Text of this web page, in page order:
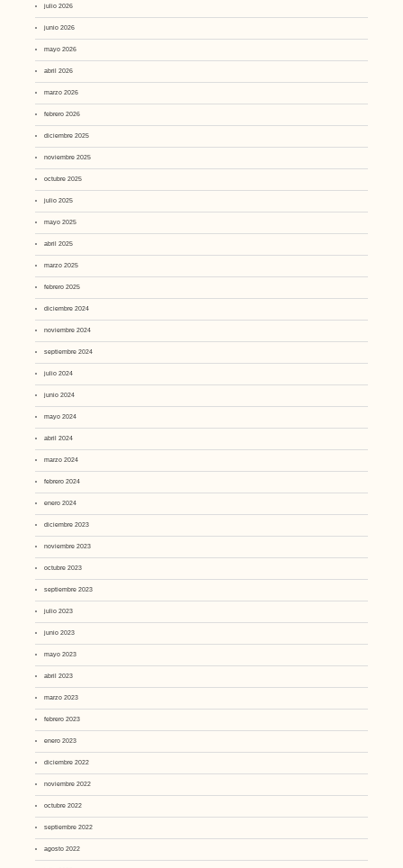
julio 2026
junio 2026
mayo 2026
abril 2026
marzo 2026
febrero 2026
diciembre 2025
noviembre 2025
octubre 2025
julio 2025
mayo 2025
abril 2025
marzo 2025
febrero 2025
diciembre 2024
noviembre 2024
septiembre 2024
julio 2024
junio 2024
mayo 2024
abril 2024
marzo 2024
febrero 2024
enero 2024
diciembre 2023
noviembre 2023
octubre 2023
septiembre 2023
julio 2023
junio 2023
mayo 2023
abril 2023
marzo 2023
febrero 2023
enero 2023
diciembre 2022
noviembre 2022
octubre 2022
septiembre 2022
agosto 2022